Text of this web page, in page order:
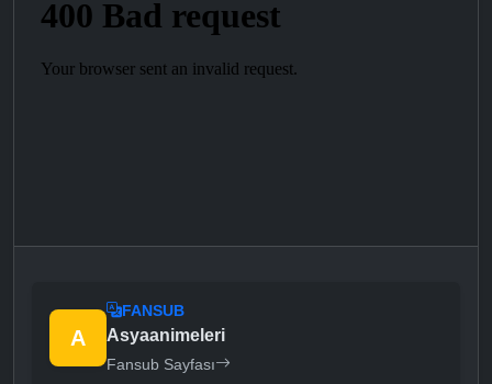
A
FANSUB
Asyaanimeleri
Fansub Sayfası